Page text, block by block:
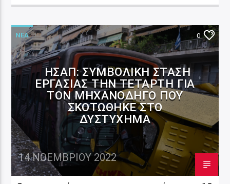
ΝΕΑ 0
ΗΣΑΠ: ΣΥΜΒΟΛΙΚΉ ΣΤΆΣΗ
ΕΡΓΑΣΊΑΣ ΤΗΝ ΤΕΤΆΡΤΗ ΓΙΑ
ΤΟΝ ΜΗΧΑΝΟΔΗΓΌ ΠΟΥ
ΣΚΟΤΏΘΗΚΕ ΣΤΟ
ΔΥΣΤΎΧΗΜΑ
14 ΝΟΕΜΒΡΊΟΥ 2022